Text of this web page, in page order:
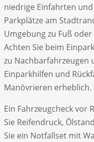
niedrige Einfahrten
Parkplätze am
Umgebung zu Fuß
Achten Sie beim
zu Nachbarfahrzeugen
Einparkhilfen und
Manövrieren erheblich.
Ein Fahrzeugcheck vor
Sie Reifendruck,
Sie ein Notfallset mit